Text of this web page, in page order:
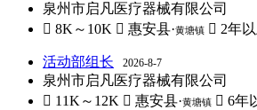
泉州市启凡医疗器械有限公司
 8K～10K  惠安县·黄塘镇  2年
活动部组长 2026-8-7
泉州市启凡医疗器械有限公司
 11K～12K  惠安县·黄塘镇  6年